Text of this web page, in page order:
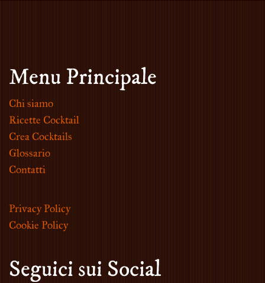
Menu Principale
Chi siamo
Ricette Cocktail
Crea Cocktails
Glossario
Contatti
Privacy Policy
Cookie Policy
Seguici sui Social